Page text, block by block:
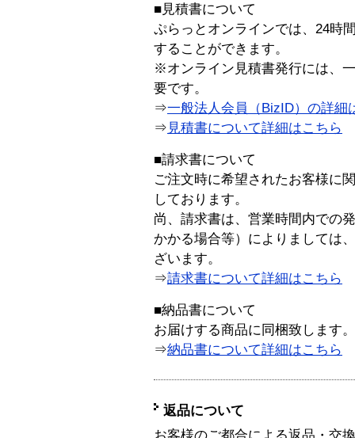
■見積書について
ぷらっとオンラインでは、24時
することができます。
※オンライン見積書発行には、
要です。
⇒一般法人会員（BizID）の詳細
⇒ 見積書について詳細はこちら
■請求書について
ご注文時に希望されたお客様に
しております。
尚、請求書は、営業時間内での
かかる場合等）によりましては
ざいます。
⇒請求書について詳細はこちら
■納品書について
お届けする商品に同梱致します。
⇒納品書について詳細はこちら
返品について
お客様のご都合による返品・交